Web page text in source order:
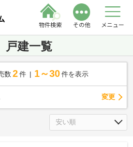
物件検索 その他 メニュー
戸建一覧
数 2 件 1～30 件を表示
変更